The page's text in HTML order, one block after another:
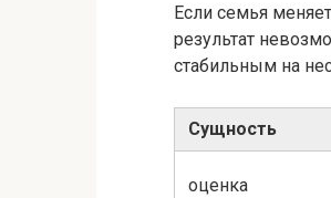
Если семья
результат
стабильным на
Сущность
оценка